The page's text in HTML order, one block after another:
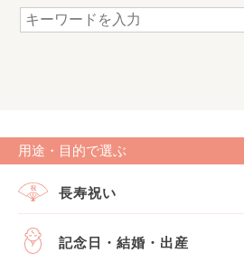
用途・目的で選ぶ
長寿祝い
記念日・結婚・出産